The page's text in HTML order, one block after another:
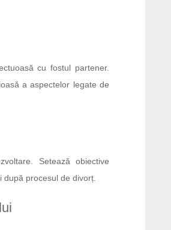
cu fostul partener.
a aspectelor legate de
Setează obiective
procesul de divorț.